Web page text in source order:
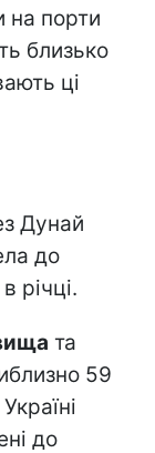
на порти
близько
ці
Дунай
до
річці.
та
59
до